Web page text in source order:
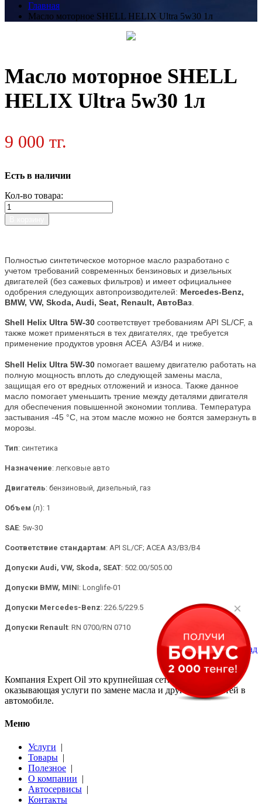
Главная
Масло моторное SHELL HELIX Ultra 5w30 1л
Масло моторное SHELL
HELIX Ultra 5w30 1л
9 000 тг.
Есть в наличии
Кол-во товара:
Полностью синтетическое моторное масло разработано с
учетом требований современных бензиновых и дизельных
двигателей (без сажевых фильтров) и имеет официальнее
одобрения следующих автопроизводителей: Mercedes-Benz,
BMW, VW, Skoda, Audi, Seat, Renault, АвтоВаз
Shell Helix Ultra 5W-30 соответствует требованиям API SL/CF, а
также может применяться в тех двигателях, где требуется
применение продуктов уровня ACEA A3/B4 и ниже.
Shell Helix Ultra 5W-30 помогает вашему двигателю работать на
полную мощность вплоть до следующей замены масла,
защищая его от вредных отложений и износа. Также данное
масло помогает уменьшить трение между деталями двигателя
для обеспечения повышенной экономии топлива. Температура
застывания -45 °С, на этом масле можно не боятся замерзнуть в
морозы.
Тип: синтетика
Назначение: легковые авто
Двигатель: бензиновый, дизельный, газ
Объем (л): 1
SAE: 5w-30
Соответствие стандартам: API SL/CF; ACEA A3/B3/B4
Допуски Audi, VW, Skoda, SEAT: 502.00/505.00
Допуски BMW, MINI: Longlife-01
Допуски Mercedes-Benz: 226.5/229.5
Допуски Renault: RN 0700/RN 0710
Вернуться назад
Компания Expert Oil это крупнейшая сеть сервисов,
оказывающая услуги по замене масла и других жидкостей в
автомобиле.
Меню
Услуги |
Товары |
Полезное |
О компании |
Автосервисы |
Контакты
×